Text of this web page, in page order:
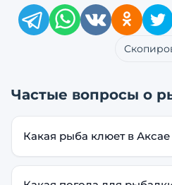
Частые вопросы о
Какая рыба клюет в Аксае